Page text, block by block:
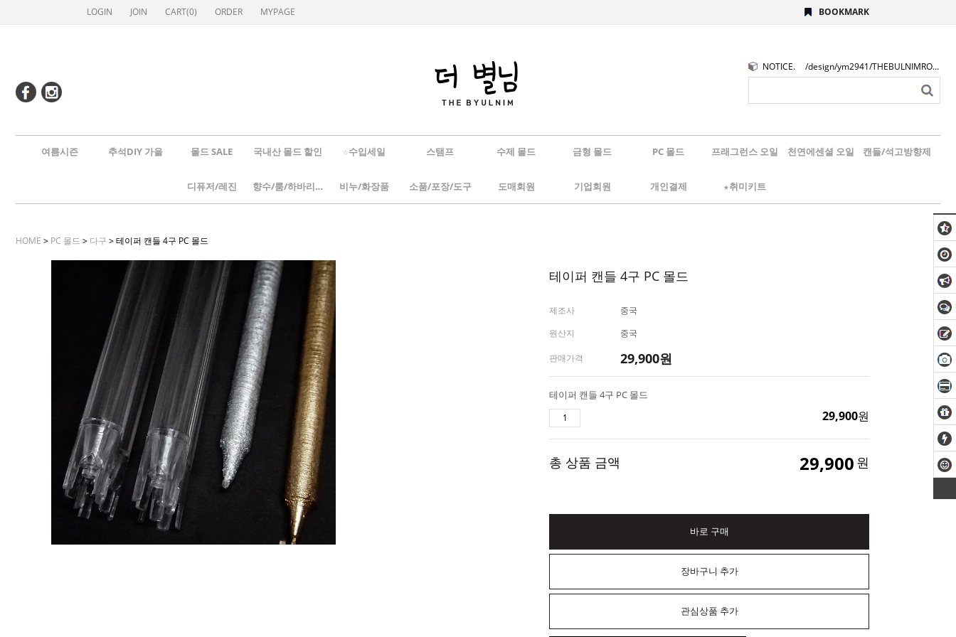
LOGIN JOIN CART(0) ORDER MYPAGE BOOKMARK
NOTICE. /design/ym2941/THEBULNIMROGO.png
여름시즌 추석DIY 가을 몰드 SALE 국내산 몰드 할인 ☆수입세일 스탬프 수제 몰드 금형 몰드 PC 몰드 프래그런스 오일 천연에센셜 오일 캔들/석고방향제
디퓨저/레진 향수/룸/하바리움 비누/화장품 소품/포장/도구 도매회원 기업회원 개인결제 ★취미키트
HOME > PC 몰드 > 다구 > 테이퍼 캔들 4구 PC 몰드
테이퍼 캔들 4구 PC 몰드
제조사
중국
원산지
중국
판매가격 29,900원
테이퍼 캔들 4구 PC 몰드
29,900원
총 상품 금액 29,900 원
바로 구매
장바구니 추가
관심상품 추가